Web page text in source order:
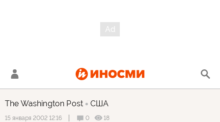
The Washington Post США
15 января 2002 12:16 0
18